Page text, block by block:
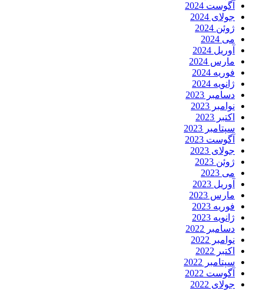
آگوست 2024
جولای 2024
ژوئن 2024
می 2024
آوریل 2024
مارس 2024
فوریه 2024
ژانویه 2024
دسامبر 2023
نوامبر 2023
اکتبر 2023
سپتامبر 2023
آگوست 2023
جولای 2023
ژوئن 2023
می 2023
آوریل 2023
مارس 2023
فوریه 2023
ژانویه 2023
دسامبر 2022
نوامبر 2022
اکتبر 2022
سپتامبر 2022
آگوست 2022
جولای 2022